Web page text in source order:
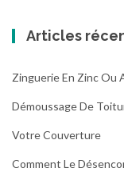
Articles
Zinguerie En Zinc Ou
Démoussage De
Votre Couverture
Comment Le